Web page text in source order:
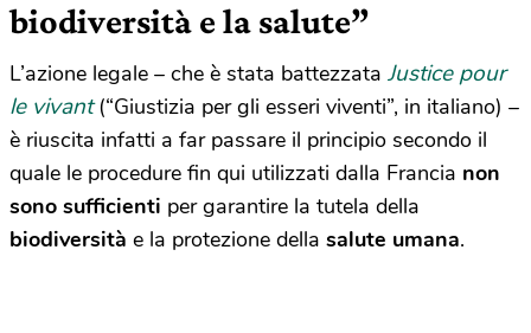
biodiversità e la salute”
L’azione legale – che è stata battezzata Justice pour
le vivant(“Giustizia per gli esseri viventi”, in italiano) –
è riuscita infatti a far passare il principio secondo il
quale le procedure fin qui utilizzati dalla Francia non
sono sufficienti per garantire la tutela della
biodiversità e la protezione della salute umana.